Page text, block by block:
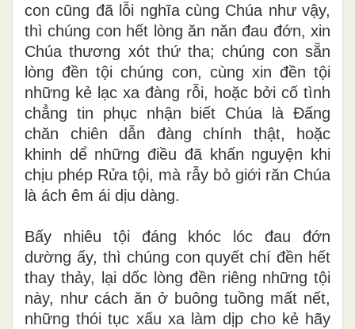
con cũng đã lỗi nghĩa cùng Chúa như vậy,
thì chúng con hết lòng ăn năn đau đớn, xin
Chúa thương xót thứ tha; chúng con sẵn
lòng đền tội chúng con, cùng xin đền tội
những kẻ lạc xa đàng rỗi, hoặc bởi cố tình
chẳng tin phục nhận biết Chúa là Đấng
chăn chiên dẫn đàng chính thật, hoặc
khinh dể những điều đã khấn nguyện khi
chịu phép Rửa tội, mà rẫy bỏ giới răn Chúa
là ách êm ái dịu dàng.
Bấy nhiêu tội đáng khóc lóc đau đớn
dường ấy, thì chúng con quyết chí đền hết
thay thảy, lại dốc lòng đền riêng những tội
này, như cách ăn ở buông tuồng mất nết,
những thói tục xấu xa làm dịp cho kẻ hãy